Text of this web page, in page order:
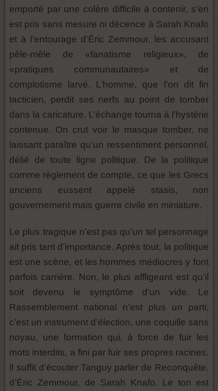
emporté par une colère difficile à contenir, s’en
est pris sans mesure ni décence à Sarah Knafo
et à l’entourage d’Éric Zemmour, les accusant
pêle-mêle de «fanatisme religieux», de
«pratiques communautaires» et de
complotisme larvé. L’homme, que l’on dit fin
tacticien, perdit ses nerfs au point de tomber
dans la caricature. L’échange tourna à l’hystérie
contenue. On crut voir le masque tomber, ne
laissant paraître qu’un ressentiment personnel,
délié de toute ligne politique. De la politique
comme règlement de compte, ce que les Grecs
anciens eussent appelé stasis, non
gouvernement mais guerre civile en miniature.
Le plus tragique n’est pas qu’un tel personnage
ait pris tant d’importance. Après tout, la politique
est une scène, et les hommes médiocres y font
parfois carrière. Non, le plus affligeant est qu’il
soit devenu le symptôme d’un vide. Le
Rassemblement national n’est plus un parti,
c’est un instrument d’élection, une coquille sans
noyau, une formation qui, à force de fuir les
mots interdits, a fini par fuir ses propres racines.
Il suffit d’écouter Tanguy parler de Reconquête,
d’Éric Zemmour, de Sarah Knafo. Le ton est